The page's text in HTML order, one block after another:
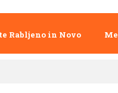
Rabljeno in Novo